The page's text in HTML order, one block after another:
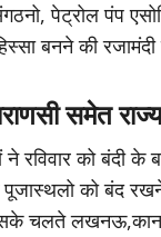
पेट्रोल पंप
बनने की रजामंदी
समेत
ने रविवार को बंदी
पूजास्थलो को बंद
चलते